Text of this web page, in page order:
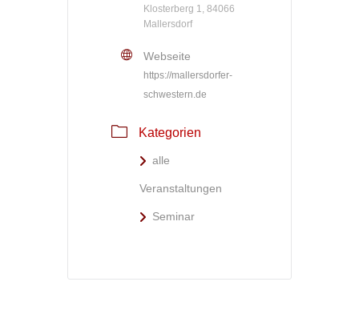
Klosterberg 1, 84066
Mallersdorf
Webseite
https://mallersdorfer-
schwestern.de
Kategorien
alle
Veranstaltungen
Seminar